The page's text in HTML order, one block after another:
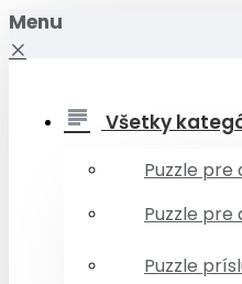
Menu
Všetky
Puzzle pre
Puzzle pre
Puzzle